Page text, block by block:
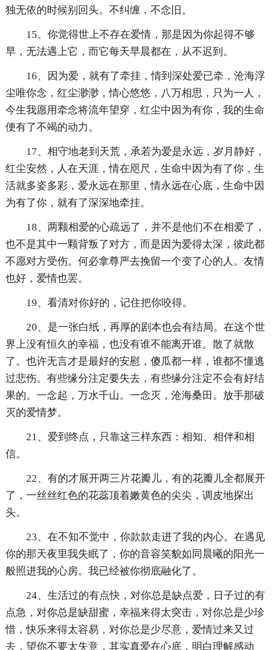
独无依的时候别回头。不纠缠，不念旧。
15、你觉得世上不存在爱情，那是因为你起得不够
早，无法遇上它，而它每天早晨都在，从不迟到。
16、因为爱，就有了牵挂，情到深处爱已牵，沧海浮
尘唯你念，红尘渺渺，情心悠悠，八万相思，只为一人，
今生我愿用牵念将流年望穿，红尘中因为有你，我的生命
便有了不竭的动力。
17、相守地老到天荒，承若为爱是永远，岁月静好，
红尘安然，人在天涯，情在咫尺，生命中因为有了你，生
活就多姿多彩，爱永远在那里，情永远在心底，生命中因
为有了你，就有了深深地牵挂。
18、两颗相爱的心疏远了，并不是他们不在相爱了，
也不是其中一颗背叛了对方，而是因为爱得太深，彼此都
不愿对方受伤。何必拿尊严去挽留一个变了心的人。友情
也好，爱情也罢。
19、看清对你好的，记住把你咬得。
20、是一张白纸，再厚的剧本也会有结局。在这个世
界上没有恒久的幸福，也没有谁不能离开谁。散了就散
了。也许无言才是最好的安慰，傻瓜都一样，谁都不懂逃
过悲伤。有些缘分注定要失去，有些缘分注定不会有好结
果的。一念起，万水千山。一念灭，沧海桑田。放手那破
灭的爱情梦。
21、爱到终点，只靠这三样东西：相知、相伴和相
信。
22、有的才展开两三片花瓣儿，有的花瓣儿全都展开
了，一丝丝红色的花蕊顶着嫩黄色的尖尖，调皮地探出
头。
23、在不知不觉中，你款款走进了我的内心。在遇见
你的那天夜里我失眠了，你的音容笑貌如同晨曦的阳光一
般照进我的心房。我已经被你彻底融化了。
24、生活过的有点快，对你总是缺点爱，日子过的有
点急，对你总是缺甜蜜，幸福来得太突击，对你总是少珍
惜，快乐来得太容易，对你总是少尽意，爱情过来又过
去，望你不要太失意，其实真爱在心底，明白理解感动